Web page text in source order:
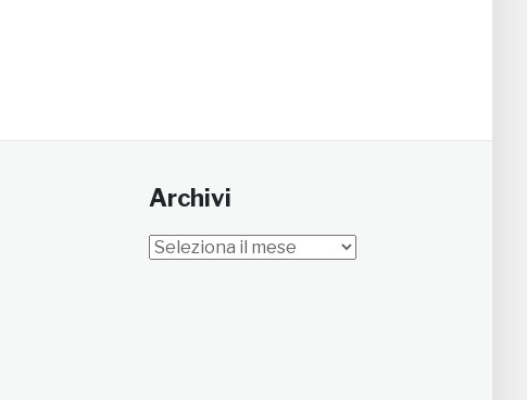
Archivi
Archivi